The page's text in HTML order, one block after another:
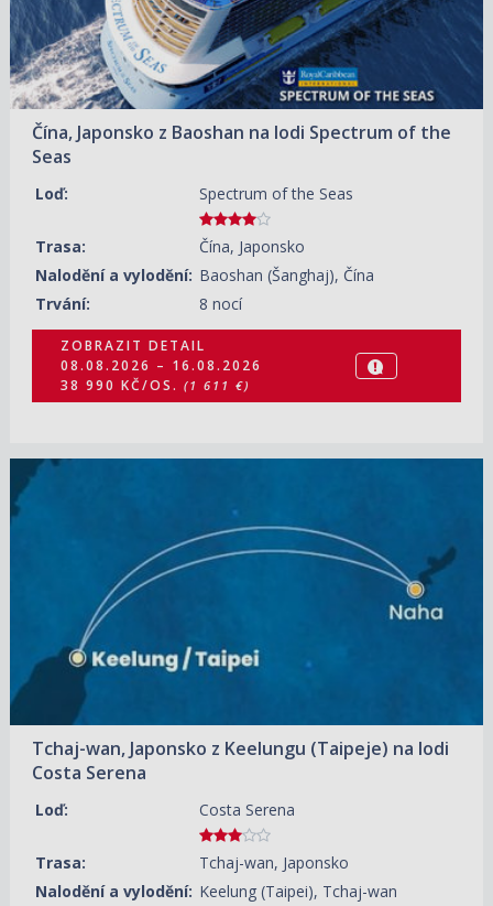
Čína, Japonsko z Baoshan na lodi Spectrum of the
Seas
Loď: Spectrum of the Seas
Trasa:
Čína, Japonsko
Nalodění a vylodění: Baoshan (Šanghaj), Čína
Trvání:
8 nocí
ZOBRAZIT DETAIL
08.08.2026 – 16.08.2026
38 990 KČ/OS. (1 611 €)
Tchaj-wan, Japonsko z Keelungu (Taipeje) na lodi
Costa Serena
Loď: Costa Serena
Trasa:
Tchaj-wan, Japonsko
Nalodění a vylodění: Keelung (Taipei), Tchaj-wan